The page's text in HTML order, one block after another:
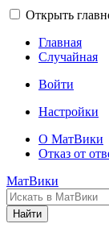
Открыть
Главная
Случайная
Войти
Настройки
О МатВики
Отказ от
МатВики
Найти